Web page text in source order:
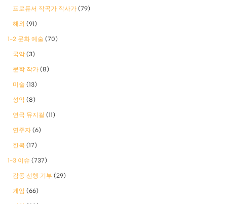
프로듀서 작곡가 작사가 (79)
해외 (91)
1-2 문화 예술 (70)
국악 (3)
문학 작가 (8)
미술 (13)
성악 (8)
연극 뮤지컬 (11)
연주자 (6)
한복 (17)
1-3 이슈 (737)
감동 선행 기부 (29)
게임 (66)